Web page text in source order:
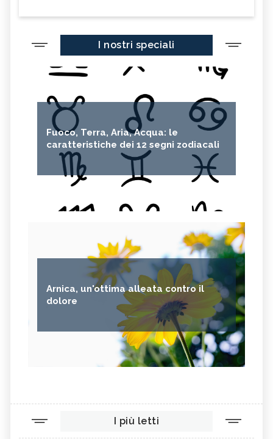
I nostri speciali
Fuoco, Terra, Aria, Acqua: le
caratteristiche dei 12 segni zodiacali
Arnica, un'ottima alleata contro il
dolore
I più letti